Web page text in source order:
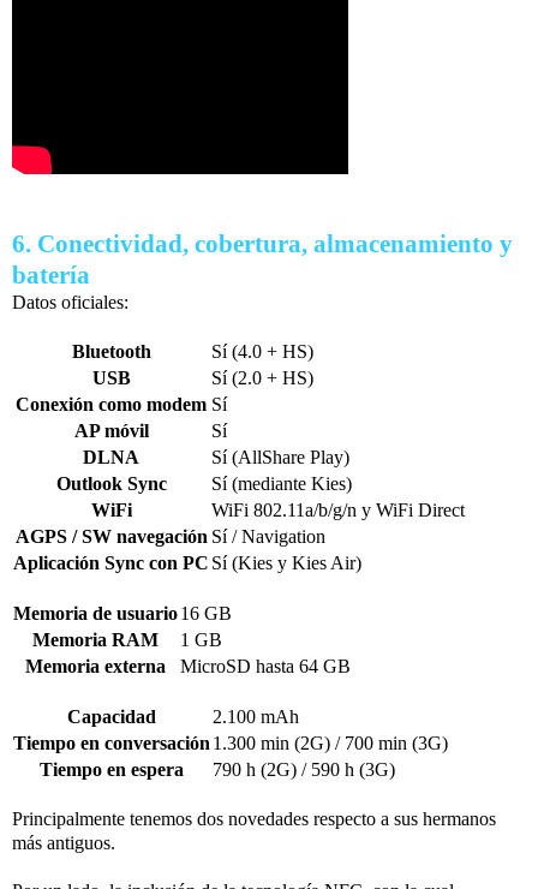
6. Conectividad, cobertura, almacenamiento y
batería
Datos oficiales:
Bluetooth
Sí (4.0 + HS)
USB
Sí (2.0 + HS)
Conexión como modem Sí
AP móvil
Sí
DLNA
Sí (AllShare Play)
Outlook Sync
Sí (mediante Kies)
WiFi
WiFi 802.11a/b/g/n y WiFi Direct
AGPS / SW navegación Sí / Navigation
Aplicación Sync con PC Sí (Kies y Kies Air)
Memoria de usuario16 GB
Memoria RAM
1 GB
Memoria externa
MicroSD hasta 64 GB
Capacidad
2.100 mAh
Tiempo en conversación 1.300 min (2G) / 700 min (3G)
Tiempo en espera
790 h (2G) / 590 h (3G)
Principalmente tenemos dos novedades respecto a sus hermanos
más antiguos.